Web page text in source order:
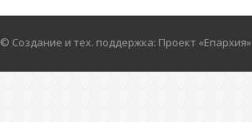
© Создание и тех. поддержка: Проект «Епархия»